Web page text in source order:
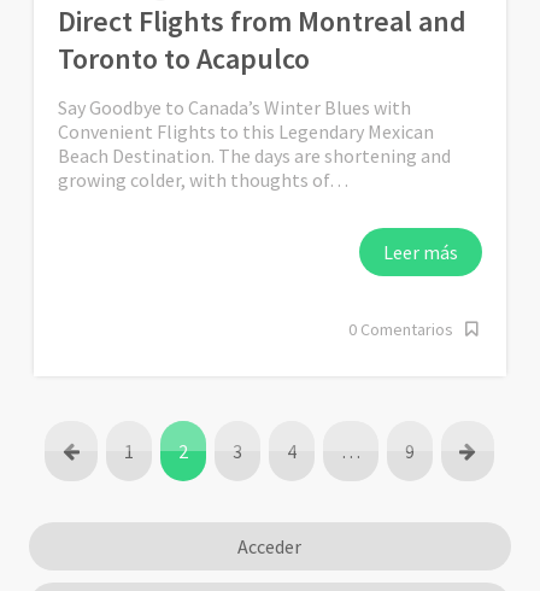
Direct Flights from Montreal and
Toronto to Acapulco
Say Goodbye to Canada’s Winter Blues with
Convenient Flights to this Legendary Mexican
Beach Destination. The days are shortening and
growing colder, with thoughts of…
Leer más
0 Comentarios
1 2 3 4 … 9
Acceder